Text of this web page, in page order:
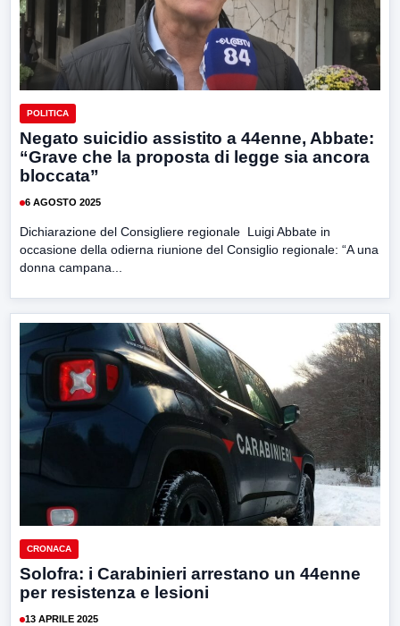
POLITICA
Negato suicidio assistito a 44enne, Abbate:
“Grave che la proposta di legge sia ancora
bloccata”
6 AGOSTO 2025
Dichiarazione del Consigliere regionale Luigi Abbate in
occasione della odierna riunione del Consiglio regionale: “A una
donna campana...
CRONACA
Solofra: i Carabinieri arrestano un 44enne
per resistenza e lesioni
13 APRILE 2025